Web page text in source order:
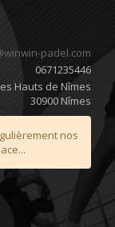
padel.com
0671235446
Hauts de Nîmes
30900 Nîmes
nos